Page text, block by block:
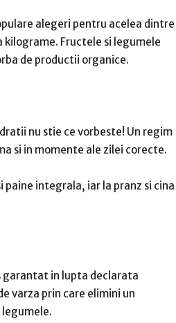
alegeri pentru acelea dintre
kilograme. Fructele si legumele
de productii organice.
nu stie ce vorbeste! Un regim
si in momente ale zilei corecte.
integrala, iar la pranz si cina
garantat in lupta declarata
varza prin care elimini un
legumele.